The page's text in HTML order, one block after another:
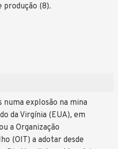
produção (8).
explosão na mina
da Virgínia (EUA), em
a Organização
(OIT) a adotar desde